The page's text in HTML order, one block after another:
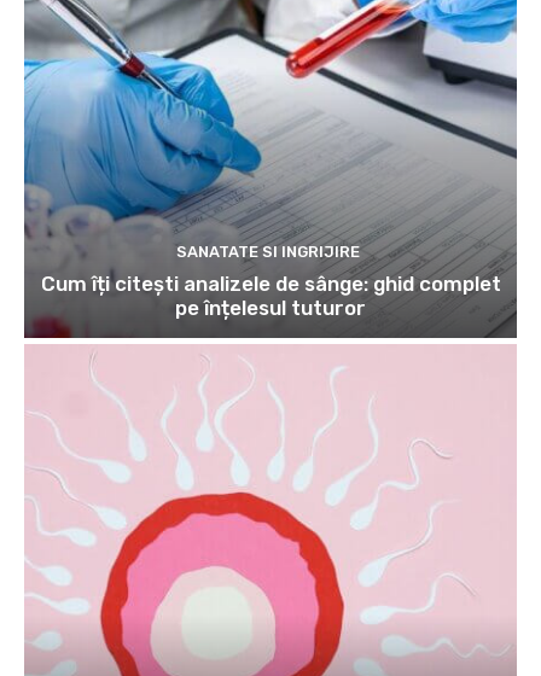
SANATATE SI INGRIJIRE
Cum îți citești analizele de sânge: ghid complet
pe înțelesul tuturor